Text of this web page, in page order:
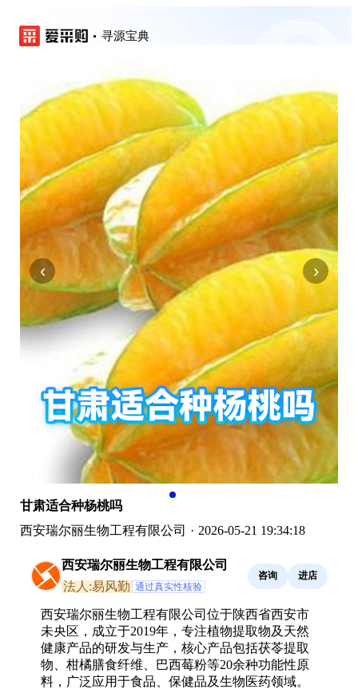
寻源宝典
‹ ›
甘肃适合种杨桃吗
西安瑞尔丽生物工程有限公司 · 2026-05-21 19:34:18
西安瑞尔丽生物工程有限公司
法人:易风勤 通过真实性核验
咨询 进店
西安瑞尔丽生物工程有限公司位于陕西省西安市
未央区，成立于2019年，专注植物提取物及天然
健康产品的研发与生产，核心产品包括茯苓提取
物、柑橘膳食纤维、巴西莓粉等20余种功能性原
料，广泛应用于食品、保健品及生物医药领域。